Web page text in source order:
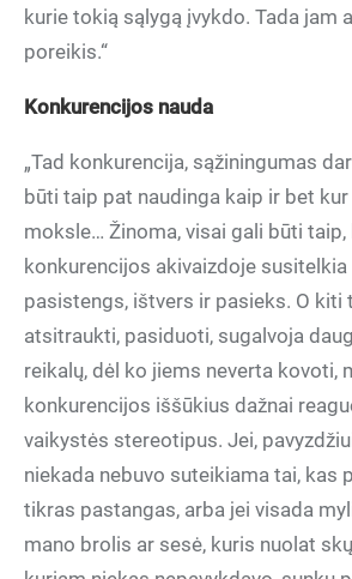
kurie tokią sąlygą įvykdo. Tada jam
poreikis.“
Konkurencijos nauda
„Tad konkurencija, sąžiningumas
būti taip pat naudinga kaip ir bet
moksle… Žinoma, visai gali būti taip,
konkurencijos akivaizdoje susitelkia
pasistengs, ištvers ir pasieks. O kiti
atsitraukti, pasiduoti, sugalvoja
reikalų, dėl ko jiems neverta kovoti,
konkurencijos iššūkius dažnai
vaikystės stereotipus. Jei,
niekada nebuvo suteikiama tai, kas
tikras pastangas, arba jei visada
mano brolis ar sesė, kuris nuolat